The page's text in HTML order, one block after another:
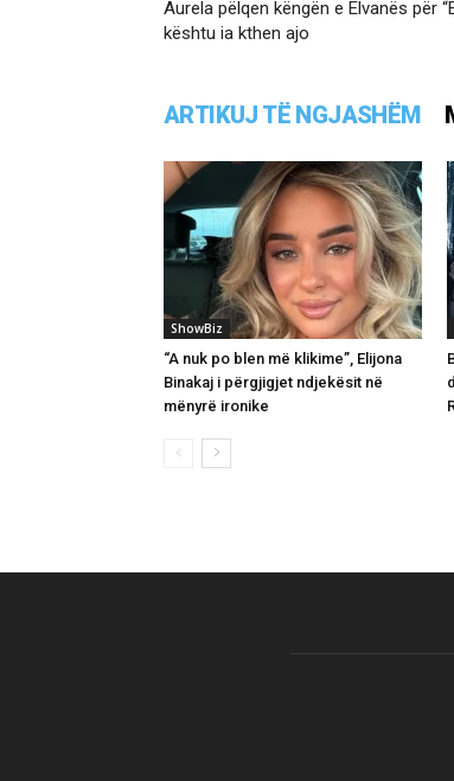
Aurela pëlqen këngën e Elvanës për
kështu ia kthen ajo
ARTIKUJ TË NGJASHËM
ShowBiz
“A nuk po blen më klikime”, Elijona
Binakaj i përgjigjet ndjekësit në
mënyrë ironike